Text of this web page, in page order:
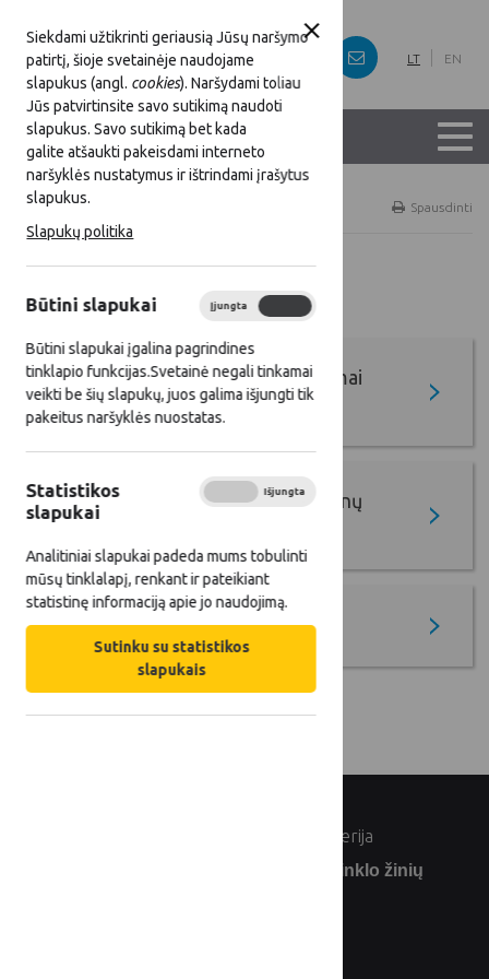
Siekdami užtikrinti geriausią Jūsų naršymo
patirtį, šioje svetainėje naudojame
slapukus (angl. cookies). Naršydami toliau
Jūs patvirtinsite savo sutikimą naudoti
slapukus. Savo sutikimą bet kada
galite atšaukti pakeisdami interneto
naršyklės nustatymus ir ištrindami įrašytus
slapukus.
Slapukų politika
Būtini slapukai Įjungta
Būtini slapukai įgalina pagrindines
tinklapio funkcijas.Svetainė negali tinkamai
veikti be šių slapukų, juos galima išjungti tik
pakeitus naršyklės nuostatas.
Statistikos
slapukai
Išjungta
Analitiniai slapukai padeda mums tobulinti
mūsų tinklalapį, renkant ir pateikiant
statistinę informaciją apie jo naudojimą.
Sutinku su statistikos
slapukais
LT EN
Titulinis Spausdinti
Ateities kaimo kūrėjų apdovanojimai
(AKKA)
Gerųjų projektų pavyzdžių duomenų
bazė
Krašto auksas
© Lietuvos Respublikos žemės ūkio ministerija
Užsiprenumeruokite Lietuvos kaimo tinklo žinių